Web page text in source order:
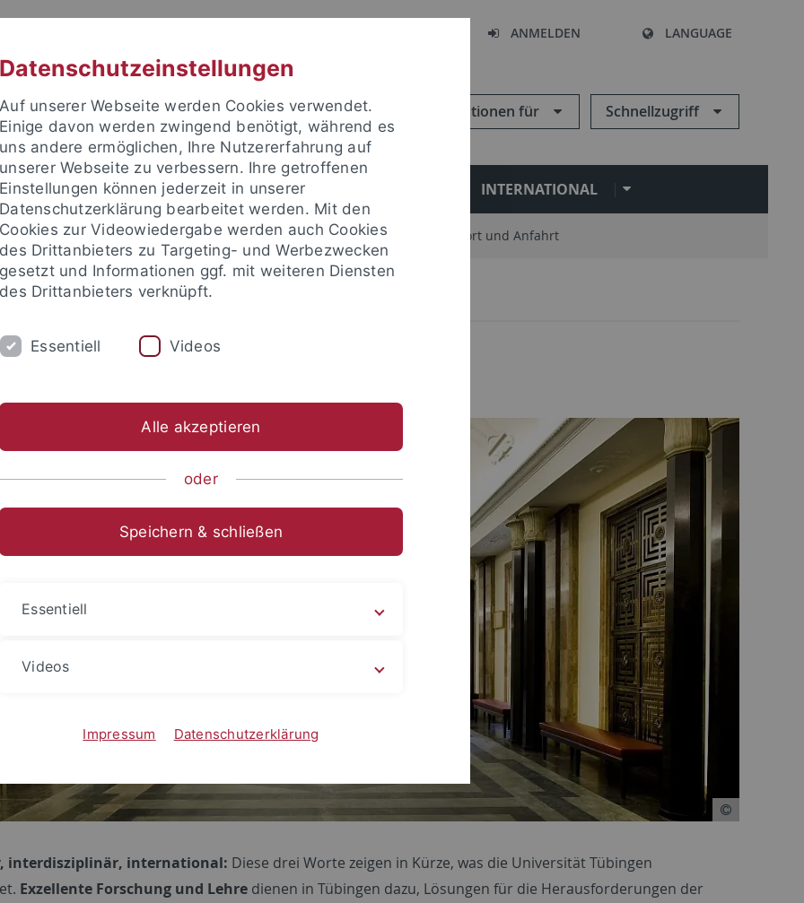
ANMELDEN LANGUAGE
Informationen für Schnellzugriff
FORSCHUNG EINRICHTUNGEN INTERNATIONAL
und Publikationen Campusleben Im Dialog Karriere Standort und Anfahrt
Universität Tübingen
interdisziplinär, international: Diese drei Worte zeigen in Kürze, was die Universität Tübingen
Exzellente Forschung und Lehre dienen in Tübingen dazu, Lösungen für die Herausforderungen der
Datenschutzeinstellungen
Auf unserer Webseite werden Cookies verwendet.
Einige davon werden zwingend benötigt, während es
uns andere ermöglichen, Ihre Nutzererfahrung auf
unserer Webseite zu verbessern. Ihre getroffenen
Einstellungen können jederzeit in unserer
Datenschutzerklärung bearbeitet werden. Mit den
Cookies zur Videowiedergabe werden auch Cookies
des Drittanbieters zu Targeting- und Werbezwecken
gesetzt und Informationen ggf. mit weiteren Diensten
des Drittanbieters verknüpft.
Essentiell Videos
Alle akzeptieren
oder
Speichern & schließen
Essentiell
Videos
Impressum Datenschutzerklärung